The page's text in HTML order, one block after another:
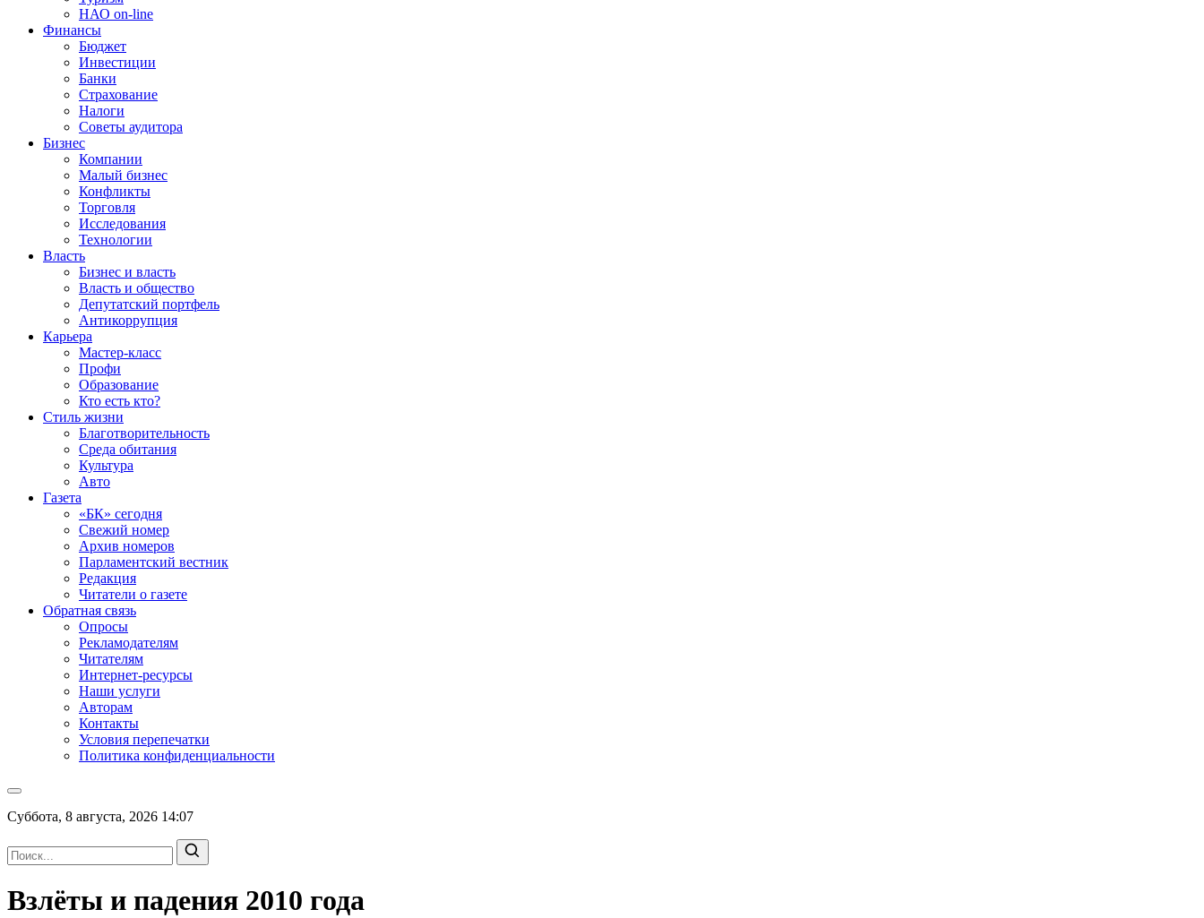
НАО on-line
Финансы
Бюджет
Инвестиции
Банки
Страхование
Налоги
Советы аудитора
Бизнес
Компании
Малый бизнес
Конфликты
Торговля
Исследования
Технологии
Власть
Бизнес и власть
Власть и общество
Депутатский портфель
Антикоррупция
Карьера
Мастер-класс
Профи
Образование
Кто есть кто?
Стиль жизни
Благотворительность
Среда обитания
Культура
Авто
Газета
«БК» сегодня
Свежий номер
Архив номеров
Парламентский вестник
Редакция
Читатели о газете
Обратная связь
Опросы
Рекламодателям
Читателям
Интернет-ресурсы
Наши услуги
Авторам
Контакты
Условия перепечатки
Политика конфиденциальности
Суббота, 8 августа, 2026 14:07
Взлёты и падения 2010 года